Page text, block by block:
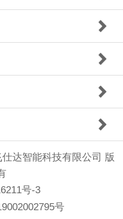
达智能科技有限公司 版
号-3
号